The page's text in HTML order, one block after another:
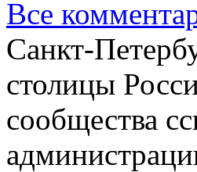
Все
Санкт-
столицы
сообщества